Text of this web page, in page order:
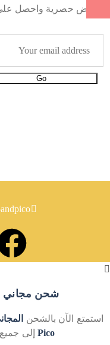
عروض حصرية واحصل على
Go
شحن مجاني
استمتع الآن بالشحن
Pico إلى